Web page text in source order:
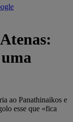
ao Panathinaikos e
esse que «fica